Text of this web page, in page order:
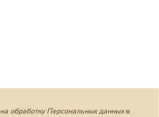
на обработку Персональных данныхв